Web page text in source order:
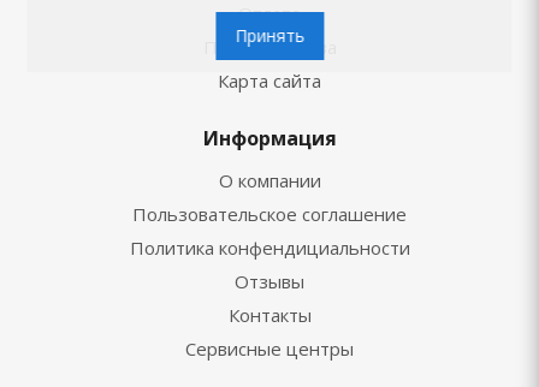
Оплата
Подъём заказа
Карта сайта
Информация
О компании
Пользовательское соглашение
Политика конфендициальности
Отзывы
Контакты
Сервисные центры
Принять